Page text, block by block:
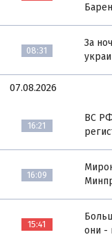
08:31
За
07.08.2026
16:21
ВС
16:09
15:41
они -